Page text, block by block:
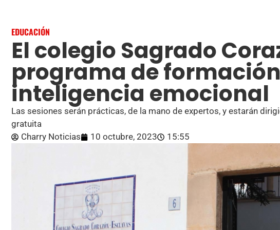
EDUCACIÓN
El colegio Sagrado
programa de
inteligencia emocional
Las sesiones serán prácticas, de la mano de expertos, y estarán
gratuita
Charry Noticias
10 octubre, 2023 15:55